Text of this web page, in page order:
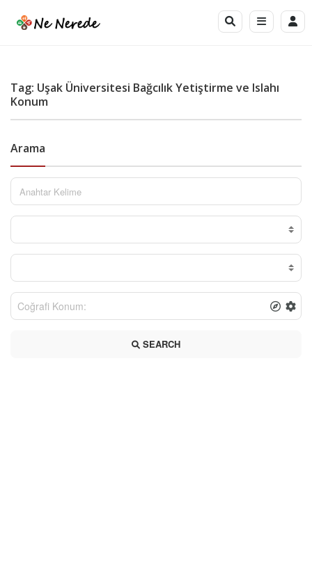
Tag: Uşak Üniversitesi Bağcılık Yetiştirme ve Islahı
Konum
Arama
SEARCH